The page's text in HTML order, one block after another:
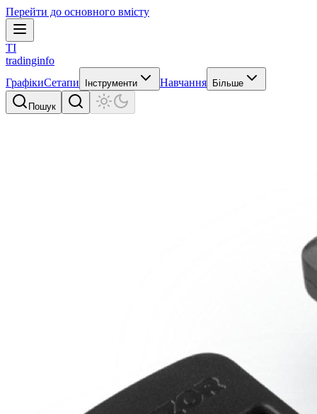
Перейти до основного вмісту
TI
tradinginfo
ГрафікиСетапи Інструменти Навчання Більше
Пошук